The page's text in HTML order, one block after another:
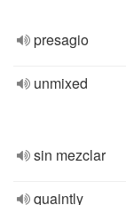
presagio
unmixed
sin mezclar
quaintly